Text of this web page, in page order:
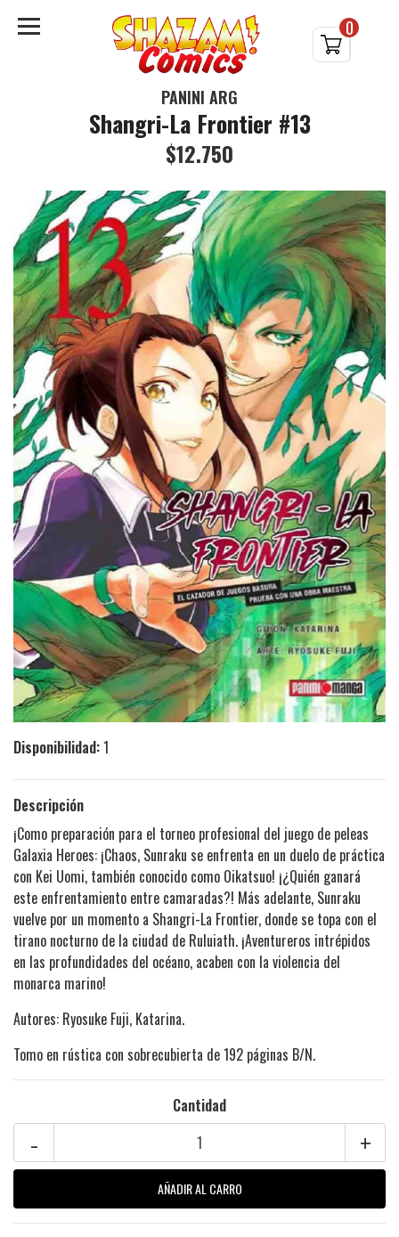
0
PANINI ARG
Shangri-La Frontier #13
$12.750
Disponibilidad:1
Descripción
¡Como preparación para el torneo profesional del juego de peleas
Galaxia Heroes: ¡Chaos, Sunraku se enfrenta en un duelo de práctica
con Kei Uomi, también conocido como Oikatsuo! ¡¿Quién ganará
este enfrentamiento entre camaradas?! Más adelante, Sunraku
vuelve por un momento a Shangri-La Frontier, donde se topa con el
tirano nocturno de la ciudad de Ruluiath. ¡Aventureros intrépidos
en las profundidades del océano, acaben con la violencia del
monarca marino!
Autores: Ryosuke Fuji, Katarina.
Tomo en rústica con sobrecubierta de 192 páginas B/N.
Cantidad
+
-